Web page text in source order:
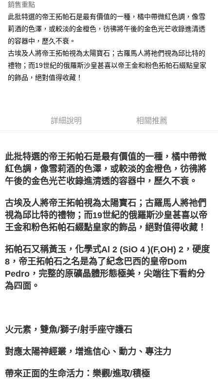
ATM付款
全家取貨付款
每筆NT$80，滿NT$3,000(含以上)免運費
7-11取貨付款
每筆NT$80，滿NT$3,000(含以上)免運費
付款後門市自取
銷售重點
此批特選的帝王拓帕石是最有價值的一種，橘中帶微紅色調，像雪
莉酒的色澤，或較淡的金橙色，彷彿將午後的金色光芒收錄進清透
的容器中，歷久不衰。
古埃及人將帝王拓帕視為太陽寶石；古羅馬人將祂們視為邱比特的
禮物；而19世紀的俄羅斯沙皇甚喜以帝王金和粉色拓帕石綴點皇家
的飾品，絕對值得收藏！
詳細說明 相關推薦
此批特選的帝王拓帕石是最有價值的一種，橘中帶微
紅色調，像雪莉酒的色澤，或較淡的金橙色，彷彿將
午後的金色光芒收錄進清透的容器中，歷久不衰。
古埃及人將帝王拓帕視為太陽寶石；古羅馬人將祂們
視為邱比特的禮物；而19世紀的俄羅斯沙皇甚喜以帝
王金和粉色拓帕石綴點皇家的飾品，絕對值得收藏！
拓帕石又稱黃玉，化學式Al 2 (SiO 4 )(F,OH) 2，硬度
8，帝王拓帕石之名是為了紀念巴西的皇帝Dom
Pedro，完整的原礦晶體形態極美，尖端往下看約分
為四面。
火元素，雙魚/獅子/射手座守護石
對應太陽神經叢，增進信心、動力、專注力
帶來正面的生命活力：樂觀/進取/積極